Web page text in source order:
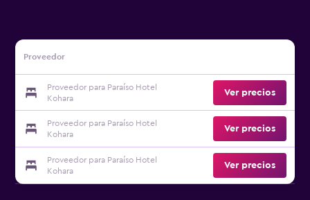
Proveedor
Proveedor para Paraíso Hotel
Kohara
Ver precios
Proveedor para Paraíso Hotel
Kohara
Ver precios
Proveedor para Paraíso Hotel
Kohara
Ver precios